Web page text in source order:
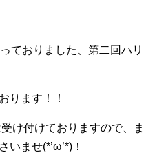
ておりました、第二回ハリ
ります！！
け付けておりますので、ま
いませ(*’ω’*)！